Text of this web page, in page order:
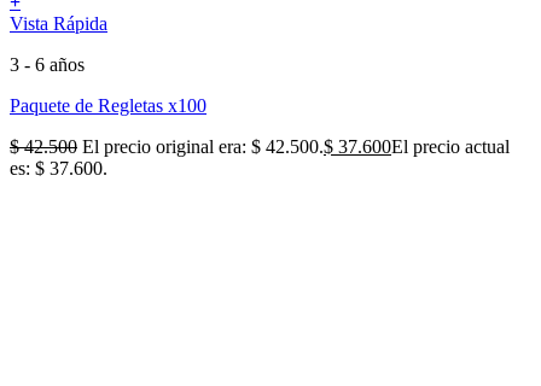
Vista Rápida
3 - 6 años
Paquete de Regletas x100
$42.500 El precio original era: $ 42.500.$ 37.600El precio actual
es: $ 37.600.